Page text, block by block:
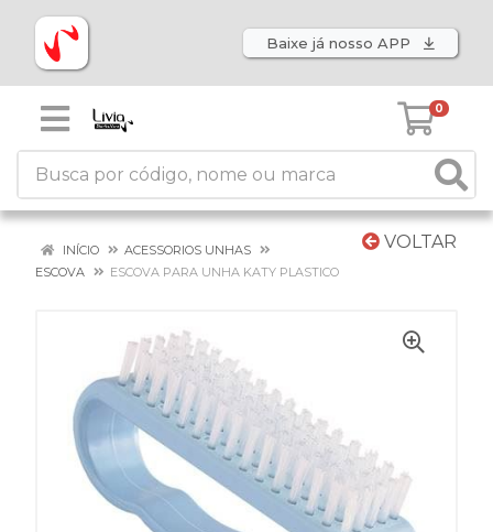
Baixe já nosso APP
0
VOLTAR
INÍCIO
ACESSORIOS UNHAS
ESCOVA
ESCOVA PARA UNHA KATY PLASTICO